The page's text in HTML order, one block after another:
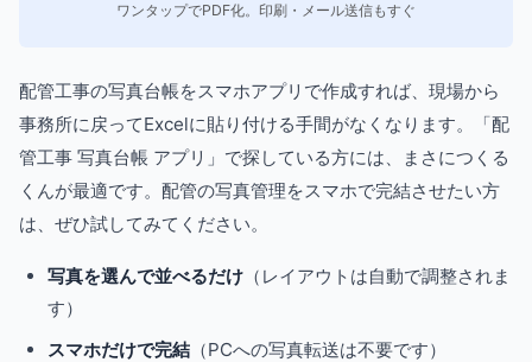
ワンタップでPDF化。印刷・メール送信もすぐ
配管工事の写真台帳をスマホアプリで作成すれば、現場から
事務所に戻ってExcelに貼り付ける手間がなくなります。「配
管工事 写真台帳 アプリ」で探している方には、まさにつくる
くんが最適です。配管の写真管理をスマホで完結させたい方
は、ぜひ試してみてください。
写真を選んで並べるだけ （レイアウトは自動で調整されま
す）
スマホだけで完結 （PCへの写真転送は不要です）